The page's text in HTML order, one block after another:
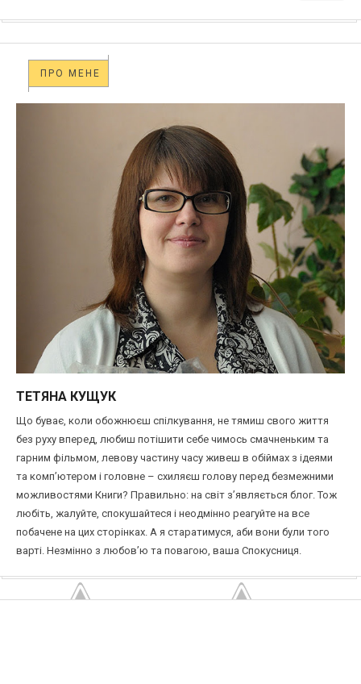
ПРО МЕНЕ
ТЕТЯНА КУЩУК
Що буває, коли обожнюєш спілкування, не тямиш свого життя
без руху вперед, любиш потішити себе чимось смачненьким та
гарним фільмом, левову частину часу живеш в обіймах з ідеями
та комп’ютером і головне – схиляєш голову перед безмежними
можливостями Книги? Правильно: на світ з’являється блог. Тож
любіть, жалуйте, спокушайтеся і неодмінно реагуйте на все
побачене на цих сторінках. А я старатимуся, аби вони були того
варті. Незмінно з любов’ю та повагою, ваша Спокусниця.